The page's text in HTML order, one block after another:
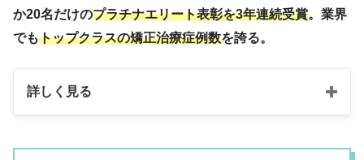
か20名だけのプラチナエリート表彰を3年連続受賞。業界
でもトップクラスの矯正治療症例数を誇る。
詳しく見る